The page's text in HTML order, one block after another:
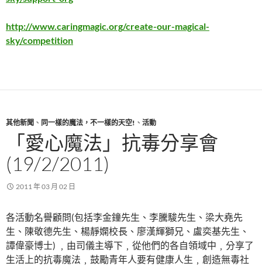
http://www.caringmagic.org/create-our-magical-
sky/competition
其他新聞 、 同一樣的魔法，不一樣的天空! 、 活動
「愛心魔法」抗毒分享會
(19/2/2011)
2011 年 03 月 02 日
各活動名譽顧問(包括李金鐘先生、­李騰駿先生、梁大堯先
生、陳敬德先生、楊靜嫻校長、廖漢輝獅兄、盧奕基先生、
譚偉豪博­士) ﹐由司儀主導下﹐從他們的各自領域中﹐分享了
生活上的抗毒魔法﹐鼓勵青年人要有健康人­生﹐創造無毒社